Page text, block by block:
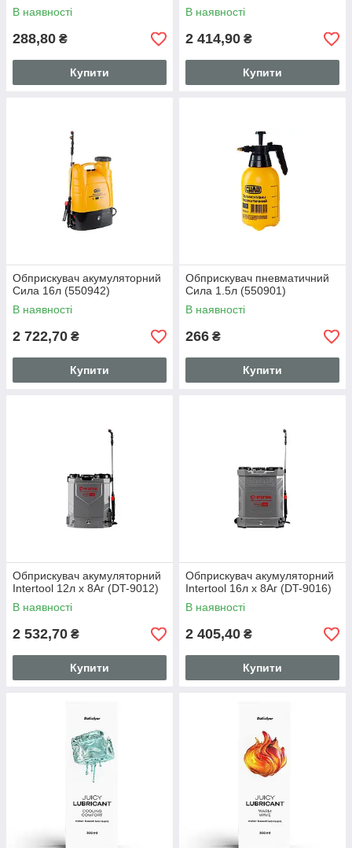
В наявності
288,80 ₴
Купити
В наявності
2 414,90 ₴
Купити
Обприскувач акумуляторний
Сила 16л (550942)
В наявності
2 722,70 ₴
Купити
Обприскувач пневматичний
Сила 1.5л (550901)
В наявності
266 ₴
Купити
Обприскувач акумуляторний
Intertool 12л x 8Аг (DT-9012)
В наявності
2 532,70 ₴
Купити
Обприскувач акумуляторний
Intertool 16л x 8Аг (DT-9016)
В наявності
2 405,40 ₴
Купити